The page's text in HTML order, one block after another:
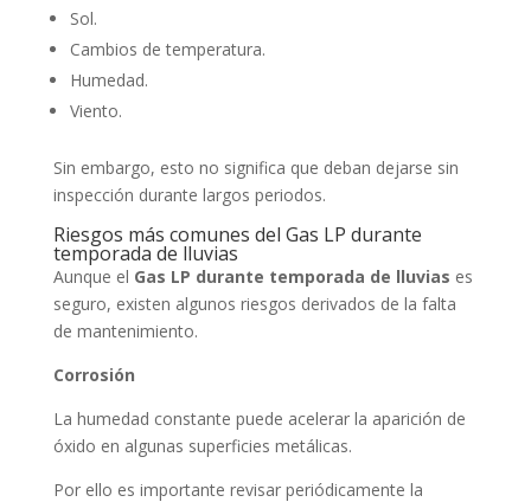
Sol.
Cambios de temperatura.
Humedad.
Viento.
Sin embargo, esto no significa que deban dejarse sin
inspección durante largos periodos.
Riesgos más comunes del Gas LP durante
temporada de lluvias
Aunque el Gas LP durante temporada de lluvias es
seguro, existen algunos riesgos derivados de la falta
de mantenimiento.
Corrosión
La humedad constante puede acelerar la aparición de
óxido en algunas superficies metálicas.
Por ello es importante revisar periódicamente la